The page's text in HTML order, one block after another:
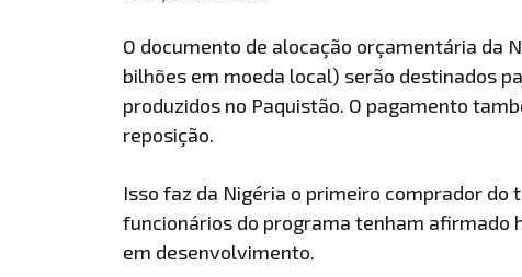
O documento de alocação orçamentária da
bilhões em moeda local) serão destinados
produzidos no Paquistão. O pagamento
reposição.
Isso faz da Nigéria o primeiro comprador
funcionários do programa tenham afirmado
em desenvolvimento.